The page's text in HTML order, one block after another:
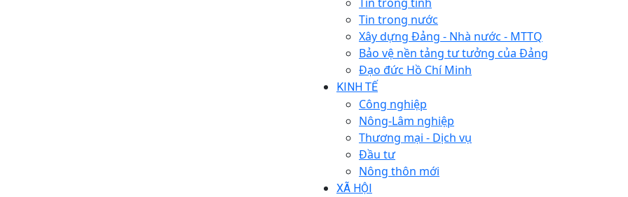
Tin trong nước
Xây dựng Đảng - Nhà nước - MTTQ
Bảo vệ nền tảng tư tưởng của Đảng
Đạo đức Hồ Chí Minh
KINH TẾ
Công nghiệp
Nông-Lâm nghiệp
Thương mại - Dịch vụ
Đầu tư
Nông thôn mới
XÃ HỘI